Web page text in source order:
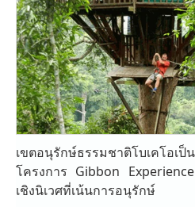
เขตอนุรักษ์ธรรมชาติโบเคโอเ
โครงการ Gibbon
เชิงนิเวศที่เน้นการอนุรักษ์